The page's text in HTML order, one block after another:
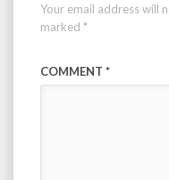
Your email address will
marked *
COMMENT *